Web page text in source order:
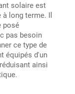
solaire est
long terme. Il
posé
pas besoin
ce type de
équipés d'un
ainsi